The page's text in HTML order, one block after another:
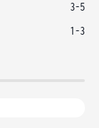
3-5
1-3